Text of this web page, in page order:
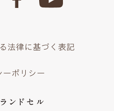
法律に基づく表記
ーポリシー